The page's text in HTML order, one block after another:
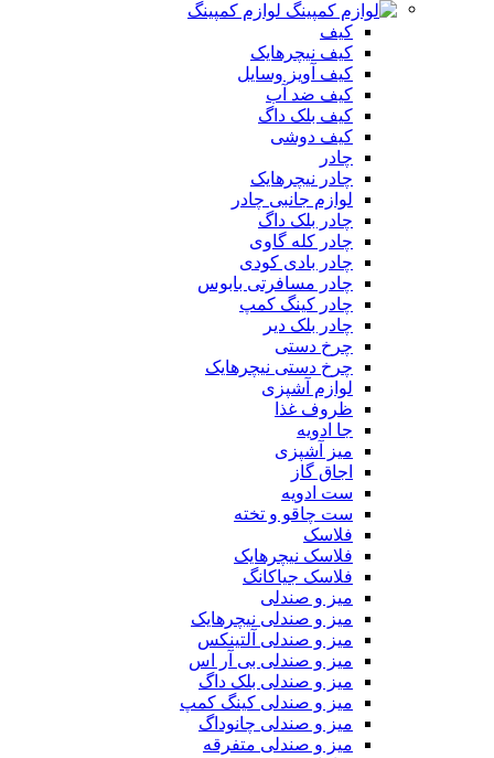
لوازم کمپینگ
کیف
کیف نیچرهایک
کیف آویز وسایل
کیف ضد آب
کیف بلک داگ
کیف دوشی
چادر
چادر نیچرهایک
لوازم جانبی چادر
چادر بلک داگ
چادر کله گاوی
چادر بادی کودی
چادر مسافرتی بابوس
چادر کینگ کمپ
چادر بلک دیر
چرخ دستی
چرخ دستی نیچرهایک
لوازم آشپزی
ظروف غذا
جا ادویه
میز آشپزی
اجاق گاز
ست ادویه
ست چاقو و تخته
فلاسک
فلاسک نیچرهایک
فلاسک جیاکانگ
میز و صندلی
میز و صندلی نیچرهایک
میز و صندلی آلتینکس
میز و صندلی بی آر اس
میز و صندلی بلک داگ
میز و صندلی کینگ کمپ
میز و صندلی چانوداگ
میز و صندلی متفرقه